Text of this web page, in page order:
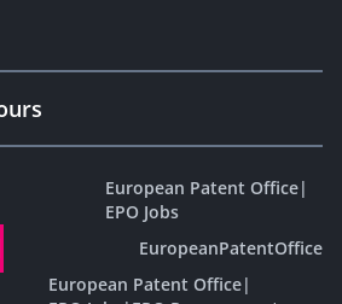
European Patent Office|
EPO Jobs
EuropeanPatentOffice
European Patent Office|